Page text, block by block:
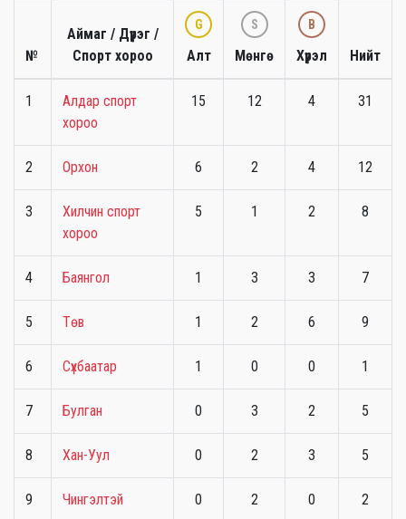
№
Аймаг / Дүүрэг /
Спорт хороо
G
Алт
S
Мөнгө
B
Хүрэл Нийт
1
Алдар спорт
хороо
15 12 4 31
2 Орхон 6 2 4 12
3
Хилчин спорт
хороо
5 1 2 8
4 Баянгол 1 3 3 7
5 Төв 1 2 6 9
6 Сүхбаатар 1 0 0 1
7 Булган 0 3 2 5
8 Хан-Уул 0 2 3 5
9 Чингэлтэй 0 2 0 2